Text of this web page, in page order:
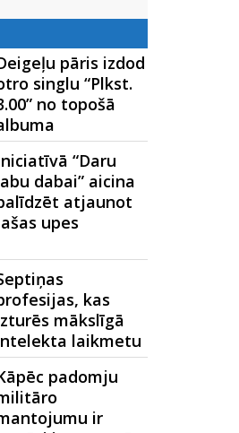
pāris izdod
singlu “Plkst.
no topošā
“Daru
dabai” aicina
atjaunot
upes
kas
mākslīgā
laikmetu
padomju
ir